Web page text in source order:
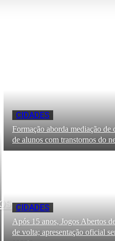
CIDADES
Formação aborda mediação de
de alunos com transtornos do
CIDADES
Após 15 anos, Jogos Abertos
de volta; apresentação oficial